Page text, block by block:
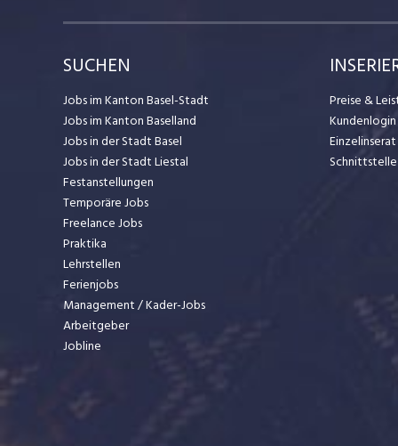
SUCHEN
Jobs im Kanton Basel-Stadt
Jobs im Kanton Baselland
Jobs in der Stadt Basel
Jobs in der Stadt Liestal
Festanstellungen
Temporäre Jobs
Freelance Jobs
Praktika
Lehrstellen
Ferienjobs
Management / Kader-Jobs
Arbeitgeber
Jobline
Preise &
Kundenlogin
Schnittstelle